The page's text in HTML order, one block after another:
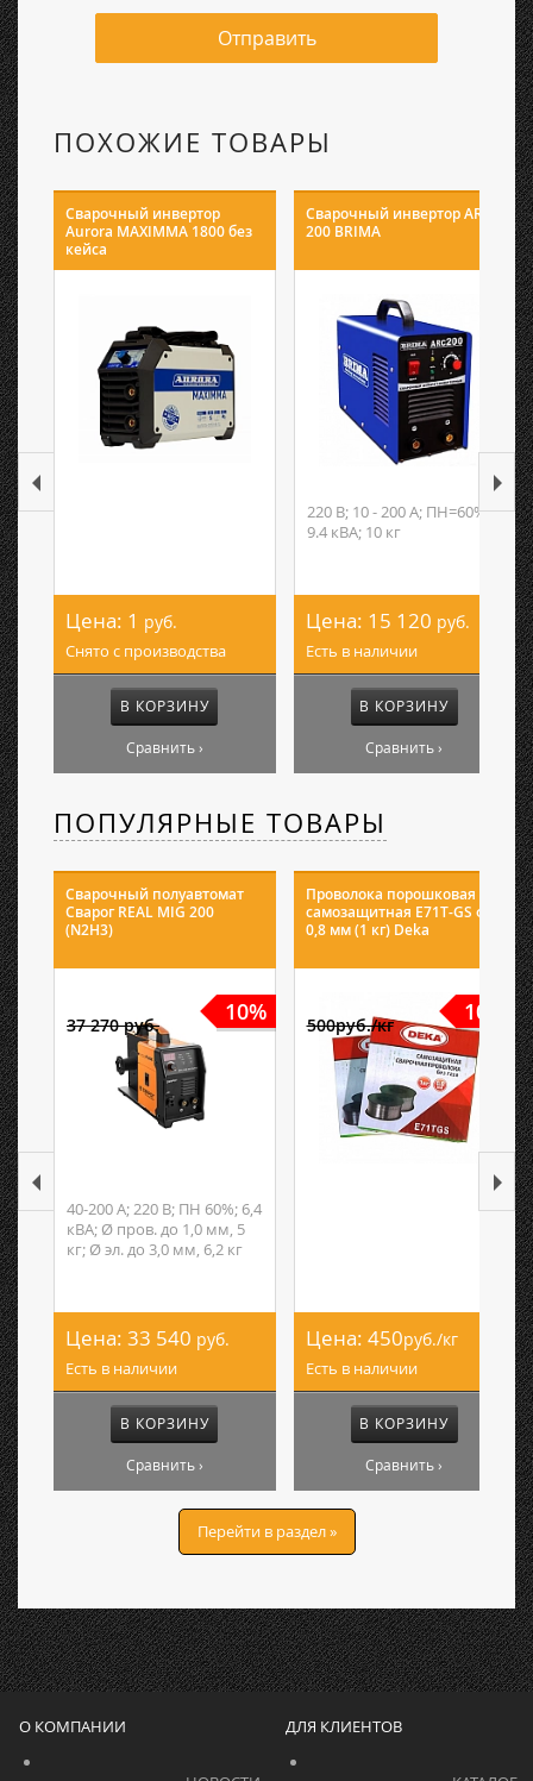
Отправить
ПОХОЖИЕ ТОВАРЫ
Сварочный инвертор
Aurora MAXIMMA 1800 без
кейса
Цена: 1 руб.
Снято с производства
В КОРЗИНУ
Сравнить ›
Сварочный инвертор ARC-
200 BRIMA
220 В; 10 - 200 А; ПН=60%;
9.4 кВА; 10 кг
Цена: 15 120 руб.
Есть в наличии
В КОРЗИНУ
Сравнить ›
ПОПУЛЯРНЫЕ ТОВАРЫ
Сварочный полуавтомат
Сварог REAL MIG 200
(N2H3)
10%
37 270 руб.
40-200 А; 220 В; ПН 60%; 6,4
кВА; Ø пров. до 1,0 мм, 5
кг; Ø эл. до 3,0 мм, 6,2 кг
Цена: 33 540 руб.
Есть в наличии
В КОРЗИНУ
Сравнить ›
Проволока порошковая
самозащитная E71T-GS ф
0,8 мм (1 кг) Deka
10%
500руб./кг
Цена: 450руб./кг
Есть в наличии
В КОРЗИНУ
Сравнить ›
Перейти в раздел »
О КОМПАНИИ ДЛЯ КЛИЕНТОВ